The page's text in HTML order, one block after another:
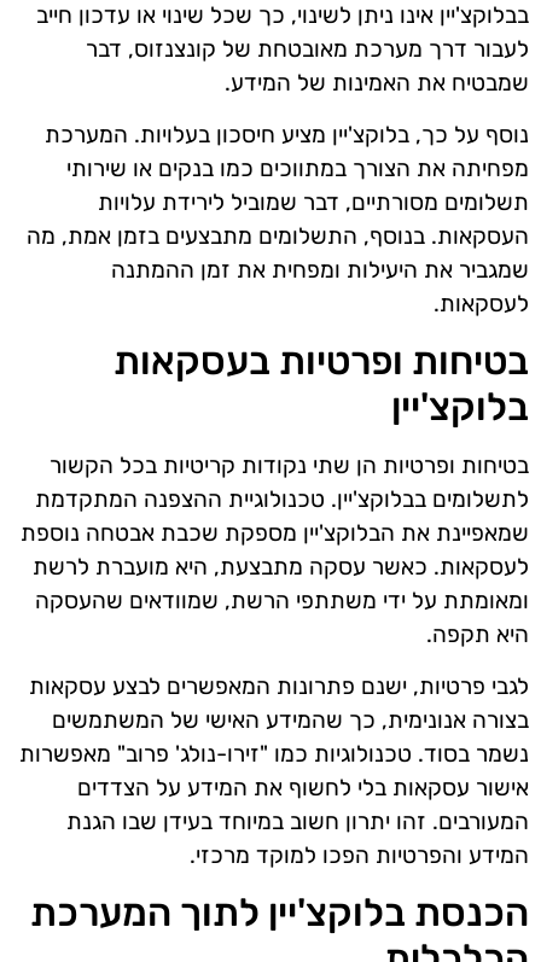
בבלוקצ'יין אינו ניתן לשינוי, כך שכל שינוי או עדכון חייב
לעבור דרך מערכת מאובטחת של קונצנזוס, דבר
שמבטיח את האמינות של המידע.
נוסף על כך, בלוקצ'יין מציע חיסכון בעלויות. המערכת
מפחיתה את הצורך במתווכים כמו בנקים או שירותי
תשלומים מסורתיים, דבר שמוביל לירידת עלויות
העסקאות. בנוסף, התשלומים מתבצעים בזמן אמת, מה
שמגביר את היעילות ומפחית את זמן ההמתנה
לעסקאות.
בטיחות ופרטיות בעסקאות
בלוקצ'יין
בטיחות ופרטיות הן שתי נקודות קריטיות בכל הקשור
לתשלומים בבלוקצ'יין. טכנולוגיית ההצפנה המתקדמת
שמאפיינת את הבלוקצ'יין מספקת שכבת אבטחה נוספת
לעסקאות. כאשר עסקה מתבצעת, היא מועברת לרשת
ומאומתת על ידי משתתפי הרשת, שמוודאים שהעסקה
היא תקפה.
לגבי פרטיות, ישנם פתרונות המאפשרים לבצע עסקאות
בצורה אנונימית, כך שהמידע האישי של המשתמשים
נשמר בסוד. טכנולוגיות כמו "זירו-נולג' פרוב" מאפשרות
אישור עסקאות בלי לחשוף את המידע על הצדדים
המעורבים. זהו יתרון חשוב במיוחד בעידן שבו הגנת
המידע והפרטיות הפכו למוקד מרכזי.
הכנסת בלוקצ'יין לתוך המערכת